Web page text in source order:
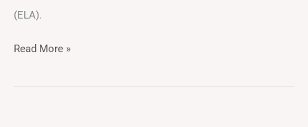
(ELA).
Read More »